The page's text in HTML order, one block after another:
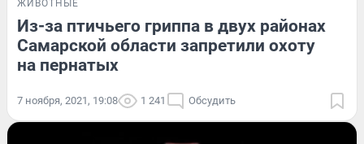
ЖИВОТНЫЕ
Из-за птичьего гриппа в двух районах
Самарской области запретили охоту
на пернатых
7 ноября, 2021, 19:08 1 241 Обсудить